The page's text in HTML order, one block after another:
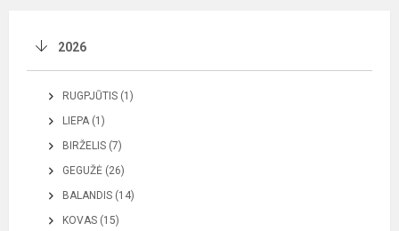
2026
RUGPJŪTIS (1)
LIEPA (1)
BIRŽELIS (7)
GEGUŽĖ (26)
BALANDIS (14)
KOVAS (15)